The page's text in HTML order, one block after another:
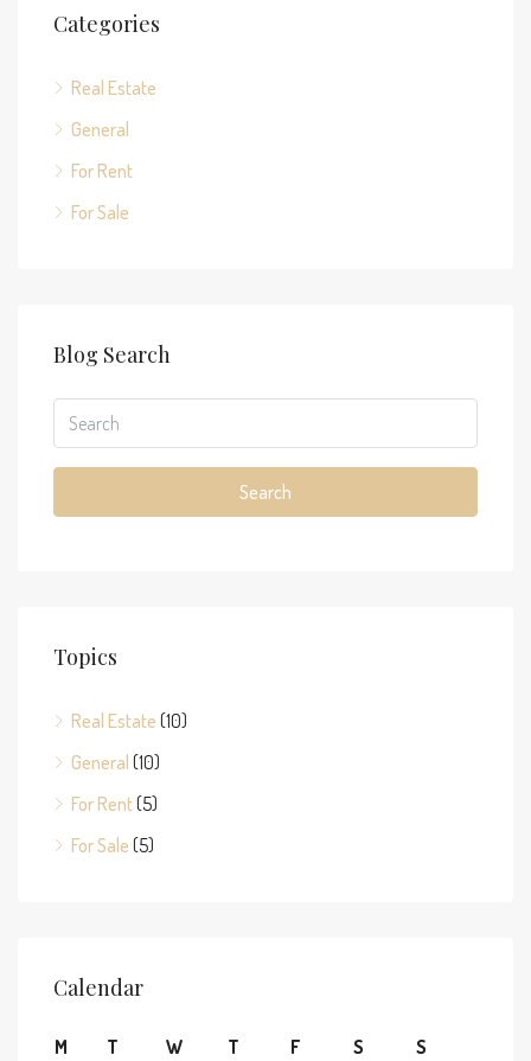
Categories
Real Estate
General
For Rent
For Sale
Blog Search
Search
Topics
Real Estate (10)
General (10)
For Rent(5)
For Sale (5)
Calendar
M T W T F S
S